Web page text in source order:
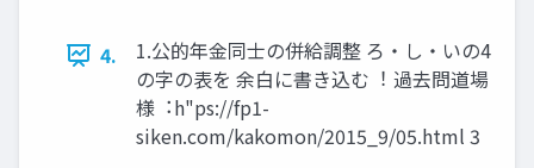
4.
1.公的年金同士の併給調整 ろ・し・いの4
の字の表を 余⽩に書き込む︕ 過去問道場
様︓h"ps://fp1-
siken.com/kakomon/2015_9/05.html 3